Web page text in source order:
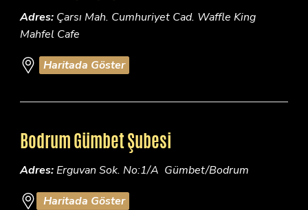
Adres: Çarsı Mah. Cumhuriyet Cad. Waffle King
Mahfel Cafe
Haritada Göster
Bodrum Gümbet Şubesi
Adres:Erguvan Sok. No:1/A Gümbet/Bodrum
Haritada Göster